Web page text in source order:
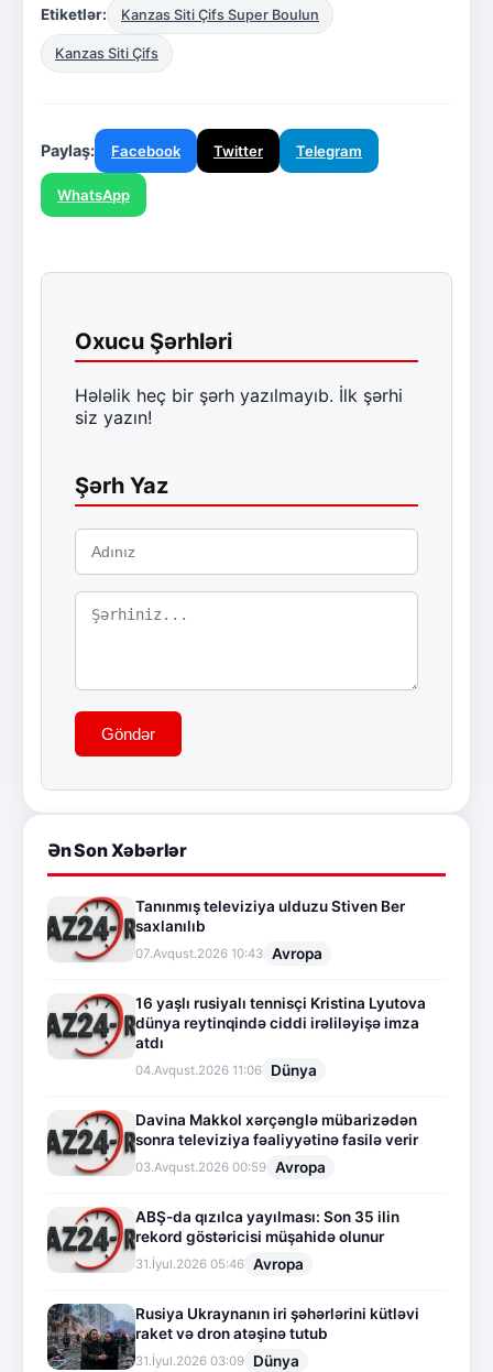
Etiketlər: Kanzas Siti Çifs Super Boulun
Kanzas Siti Çifs
Paylaş: Facebook Twitter Telegram
WhatsApp
Oxucu Şərhləri
Hələlik heç bir şərh yazılmayıb. İlk şərhi
siz yazın!
Şərh Yaz
Göndər
Ən Son Xəbərlər
Tanınmış televiziya ulduzu Stiven Ber
saxlanılıb
07.Avqust.2026 10:43 Avropa
16 yaşlı rusiyalı tennisçi Kristina Lyutova
dünya reytinqində ciddi irəliləyişə imza
atdı
04.Avqust.2026 11:06 Dünya
Davina Makkol xərçənglə mübarizədən
sonra televiziya fəaliyyətinə fasilə verir
03.Avqust.2026 00:59 Avropa
ABŞ-da qızılca yayılması: Son 35 ilin
rekord göstəricisi müşahidə olunur
31.İyul.2026 05:46 Avropa
Rusiya Ukraynanın iri şəhərlərini kütləvi
raket və dron atəşinə tutub
31.İyul.2026 03:09 Dünya